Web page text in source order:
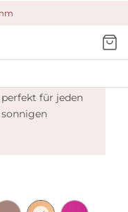
Rückgabe
für jeden